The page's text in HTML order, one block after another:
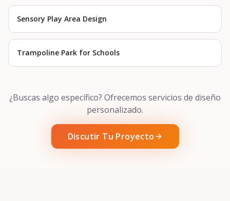
Sensory Play Area Design
Trampoline Park for Schools
¿Buscas algo específico? Ofrecemos servicios de diseño
personalizado.
Discutir Tu Proyecto